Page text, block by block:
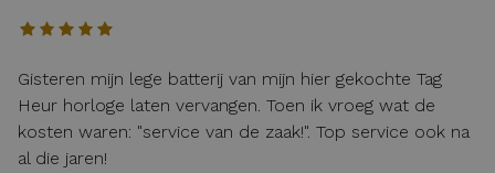
Gisteren mijn lege batterij van mijn hier gekochte Tag
Heur horloge laten vervangen. Toen ik vroeg wat de
kosten waren: "service van de zaak!". Top service ook na
al die jaren!